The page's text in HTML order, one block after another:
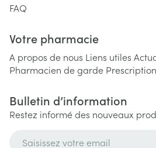
FAQ
Votre pharmacie
A propos de nous Liens utiles
Pharmacien de garde Prescription
Bulletin d’information
Restez informé des nouveaux